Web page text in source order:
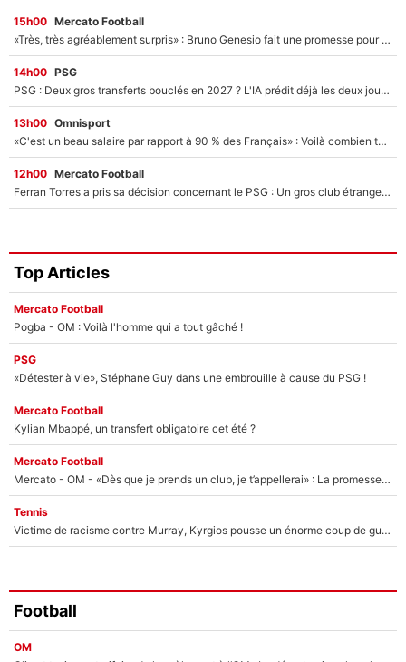
15h00 Mercato Football
«Très, très agréablement surpris» : Bruno Genesio fait une promesse pour la suite du mercato de l’OM et rassure les supporters
14h00 PSG
PSG : Deux gros transferts bouclés en 2027 ? L'IA prédit déjà les deux joueurs qui pourraient rejoindre Luis Enrique !
13h00 Omnisport
«C'est un beau salaire par rapport à 90 % des Français» : Voilà combien touchait Nelson Monfort sur France Télévisions avant de rejoindre CNews
12h00 Mercato Football
Ferran Torres a pris sa décision concernant le PSG : Un gros club étranger prêt à relancer le feuilleton pour la signature du champion du monde 2026 !
Top Articles
Mercato Football
Pogba - OM : Voilà l'homme qui a tout gâché !
PSG
«Détester à vie», Stéphane Guy dans une embrouille à cause du PSG !
Mercato Football
Kylian Mbappé, un transfert obligatoire cet été ?
Mercato Football
Mercato - OM - «Dès que je prends un club, je t’appellerai» : La promesse de Marcelino au moment de claquer la porte
Tennis
Victime de racisme contre Murray, Kyrgios pousse un énorme coup de gueule !
Football
OM